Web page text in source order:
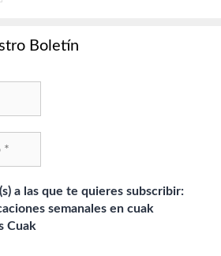
Boletín
a las que te quieres subscribir:
semanales en cuak
Cuak